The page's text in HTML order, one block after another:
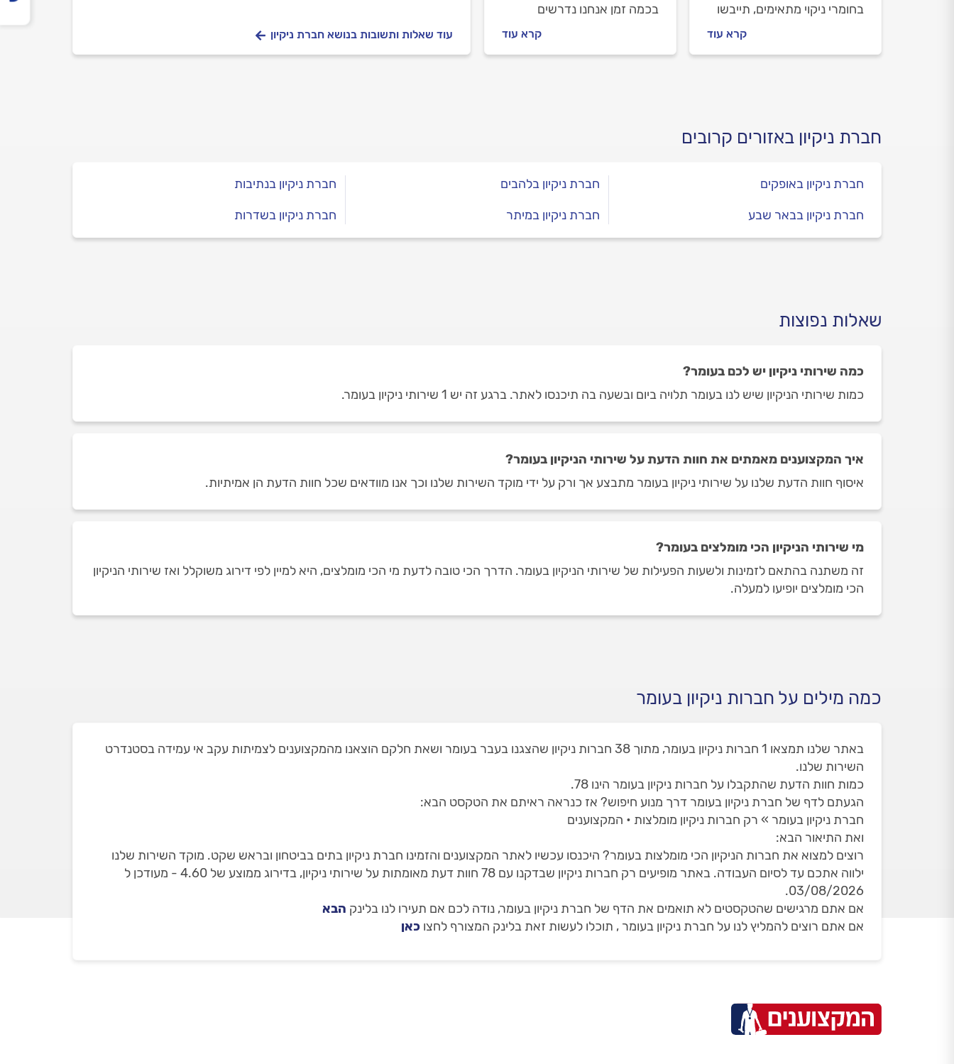
בחומרי ניקוי מתאימים, תייבשו
כתמים, תתמודדו עם ניקוי
המסילות והתריסים, ותגלו איך
קרא עוד
בכמה זמן אנחנו נדרשים
להשתמש בעזרה בתשלום? מה
צריך לבדוק ומהי העלות של
קרא עוד עוד שאלות ותשובות בנושא חברת ניקיון
חברת ניקיון באזורים קרובים
חברת ניקיון באופקים
חברת ניקיון בבאר שבע
חברת ניקיון בלהבים
חברת ניקיון במיתר
חברת ניקיון בנתיבות
חברת ניקיון בשדרות
שאלות נפוצות
כמה שירותי ניקיון יש לכם בעומר?
כמות שירותי הניקיון שיש לנו בעומר תלויה ביום ובשעה בה תיכנסו לאתר. ברגע זה יש 1 שירותי ניקיון בעומר.
איך המקצוענים מאמתים את חוות הדעת על שירותי הניקיון בעומר?
איסוף חוות הדעת שלנו על שירותי ניקיון בעומר מתבצע אך ורק על ידי מוקד השירות שלנו וכך אנו מוודאים שכל חוות הדעת הן אמיתיות.
מי שירותי הניקיון הכי מומלצים בעומר?
זה משתנה בהתאם לזמינות ולשעות הפעילות של שירותי הניקיון בעומר. הדרך הכי טובה לדעת מי הכי מומלצים, היא למיין לפי דירוג משוקלל ואז שירותי הניקיון
הכי מומלצים יופיעו למעלה.
כמה מילים על חברות ניקיון בעומר
באתר שלנו תמצאו 1 חברות ניקיון בעומר, מתוך 38 חברות ניקיון שהצגנו בעבר בעומר ושאת חלקם הוצאנו מהמקצוענים לצמיתות עקב אי עמידה בסטנדרט
השירות שלנו.
כמות חוות הדעת שהתקבלו על חברות ניקיון בעומר הינו 78.
הגעתם לדף של חברת ניקיון בעומר דרך מנוע חיפוש? אז כנראה ראיתם את הטקסט הבא:
חברת ניקיון בעומר » רק חברות ניקיון מומלצות • המקצוענים
ואת התיאור הבא:
רוצים למצוא את חברות הניקיון הכי מומלצות בעומר? היכנסו עכשיו לאתר המקצוענים והזמינו חברת ניקיון בתים בביטחון ובראש שקט. מוקד השירות שלנו
ילווה אתכם עד לסיום העבודה. באתר מופיעים רק חברות ניקיון שבדקנו עם 78 חוות דעת מאומתות על שירותי ניקיון, בדירוג ממוצע של 4.60 - מעודכן ל
03/08/2026.
אם אתם מרגישים שהטקסטים לא תואמים את הדף של חברת ניקיון בעומר, נודה לכם אם תעירו לנו בלינק הבא
אם אתם רוצים להמליץ לנו על חברת ניקיון בעומר , תוכלו לעשות זאת בלינק המצורף לחצו כאן